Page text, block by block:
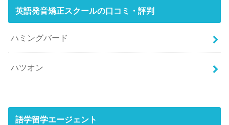
英語発音矯正スクールの口コミ・評判
ハミングバード
ハツオン
語学留学エージェント